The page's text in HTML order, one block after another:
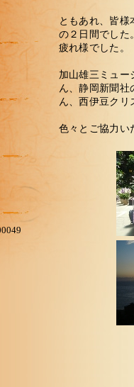
ともあれ、皆
の２日間でした
疲れ様でした。
加山雄三ミュ
ん、静岡新聞
ん、西伊豆ク
色々とご協力い